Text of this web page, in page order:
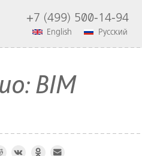
+7 (499) 500-14-94
English Русский
BIM